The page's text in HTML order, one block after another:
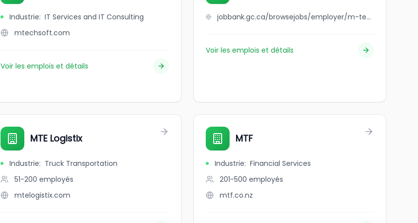
Industrie: IT Services and IT Consulting
mtechsoft.com
Voir les emplois et détails
jobbank.gc.ca/browsejobs/employer/m-tech+windows+ltd./ca
Voir les emplois et détails
MTE Logistix
Industrie: Truck Transportation
51-200 employés
mtelogistix.com
MTF
Industrie: Financial Services
201-500 employés
mtf.co.nz